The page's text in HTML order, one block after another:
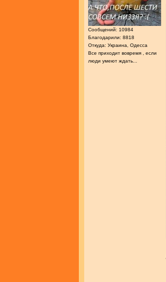
Сообщений: 10984
Благодарили: 8818
Откуда: Украина, Одесса
Все приходит вовремя , если
люди умеют ждать...